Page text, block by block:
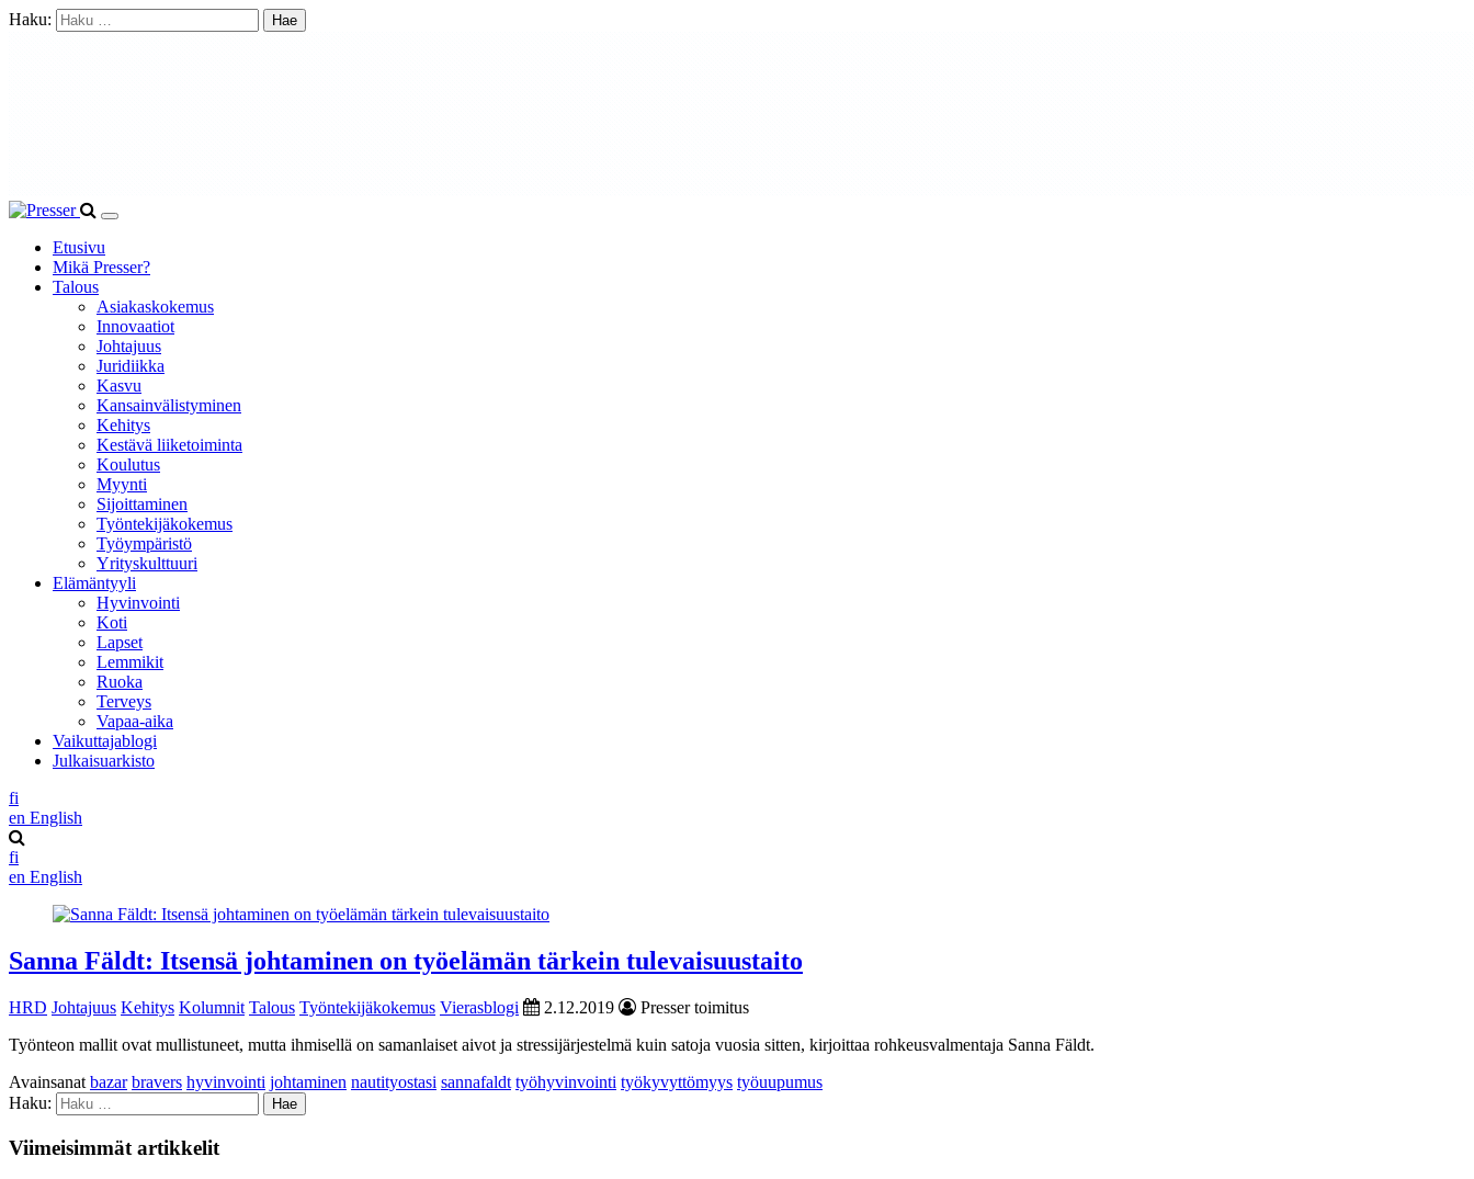
Haku:
Etusivu
Mikä Presser?
Talous
Asiakaskokemus
Innovaatiot
Johtajuus
Juridiikka
Kasvu
Kansainvälistyminen
Kehitys
Kestävä liiketoiminta
Koulutus
Myynti
Sijoittaminen
Työntekijäkokemus
Työympäristö
Yrityskulttuuri
Elämäntyyli
Hyvinvointi
Koti
Lapset
Lemmikit
Ruoka
Terveys
Vapaa-aika
Vaikuttajablogi
Julkaisuarkisto
fi
en English
fi
en English
Sanna Fäldt: Itsensä johtaminen on työelämän tärkein tulevaisuustaito
HRD Johtajuus Kehitys Kolumnit Talous Työntekijäkokemus Vierasblogi 2.12.2019
Presser toimitus
Työnteon mallit ovat mullistuneet, mutta ihmisellä on samanlaiset aivot ja stressijärjestelmä kuin satoja vuosia sitten, kirjoittaa rohkeusvalmentaja Sanna Fäldt.
Avainsanat bazar bravers hyvinvointi johtaminen nautityostasi sannafaldt työhyvinvointi työkyvyttömyys työuupumus
Haku:
Viimeisimmät artikkelit